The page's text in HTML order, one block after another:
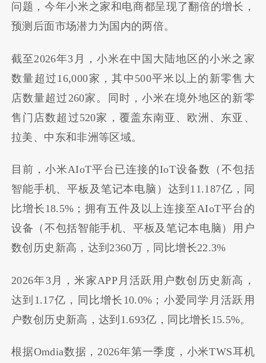
问题，今年小米之家和电商都呈现了翻倍的增长，
预测后面市场潜力为国内的两倍。
截至2026年3月，小米在中国大陆地区的小米之家
数量超过16,000家，其中500平米以上的新零售大
店数量超过260家。同时，小米在境外地区的新零
售门店数超过520家，覆盖东南亚、欧洲、东亚、
拉美、中东和非洲等区域。
目前，小米AIoT平台已连接的IoT设备数（不包括
智能手机、平板及笔记本电脑）达到11.187亿，同
比增长18.5%；拥有五件及以上连接至AIoT平台的
设备（不包括智能手机、平板及笔记本电脑）用户
数创历史新高，达到2360万，同比增长22.3%
2026年3月，米家APP月活跃用户数创历史新高，
达到1.17亿，同比增长10.0%；小爱同学月活跃用
户数创历史新高，达到1.693亿，同比增长15.5%。
根据Omdia数据，2026年第一季度，小米TWS耳机